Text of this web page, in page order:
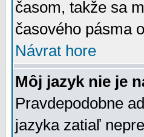
časom, takže sa
časového pásma
Návrat hore
Môj jazyk nie je
Pravdepodobne
jazyka zatiaľ